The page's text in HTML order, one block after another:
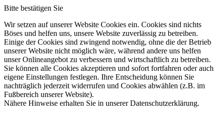
Bitte bestätigen Sie
Wir setzen auf unserer Website Cookies ein. Cookies sind nichts
Böses und helfen uns, unsere Website zuverlässig zu betreiben.
Einige der Cookies sind zwingend notwendig, ohne die der Betrieb
unserer Website nicht möglich wäre, während andere uns helfen
unser Onlineangebot zu verbessern und wirtschaftlich zu betreiben.
Sie können alle Cookies akzeptieren und sofort fortfahren oder auch
eigene Einstellungen festlegen. Ihre Entscheidung können Sie
nachträglich jederzeit widerrufen und Cookies abwählen (z.B. im
Fußbereich unserer Website).
Nähere Hinweise erhalten Sie in unserer Datenschutzerklärung.